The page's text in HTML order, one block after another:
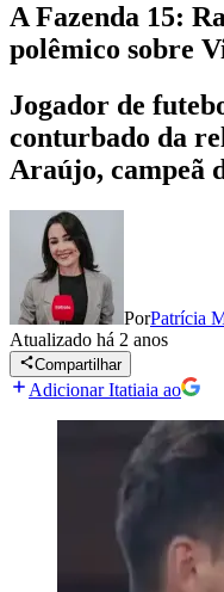
A Fazenda 15:
polêmico sobre
Jogador de
conturbado da
Araújo, campeã
PorPatrícia
Atualizado há 2 anos
Compartilhar
Adicionar Itatiaia ao